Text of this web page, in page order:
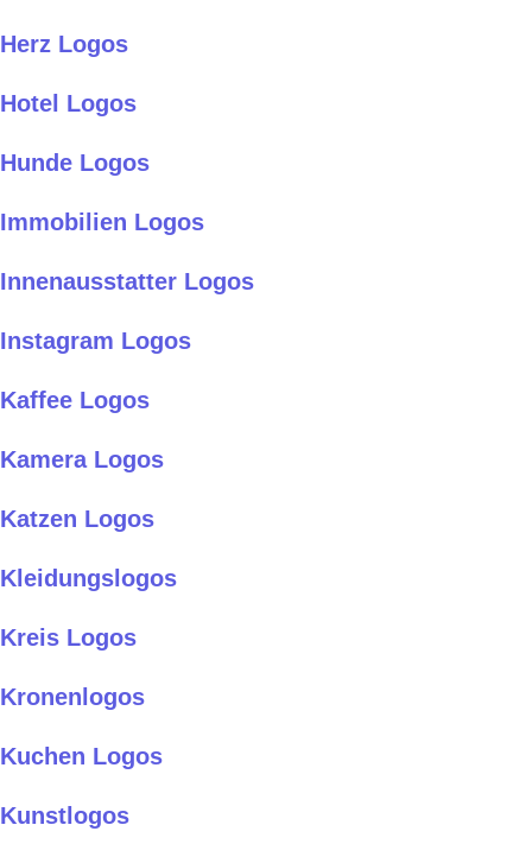
Herz Logos
Hotel Logos
Hunde Logos
Immobilien Logos
Innenausstatter Logos
Instagram Logos
Kaffee Logos
Kamera Logos
Katzen Logos
Kleidungslogos
Kreis Logos
Kronenlogos
Kuchen Logos
Kunstlogos